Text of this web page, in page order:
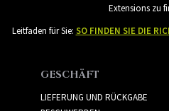
Extensions zu
Leitfaden für Sie: SO FINDEN SIE DIE
GESCHÄFT
LIEFERUNG UND RÜCKGABE